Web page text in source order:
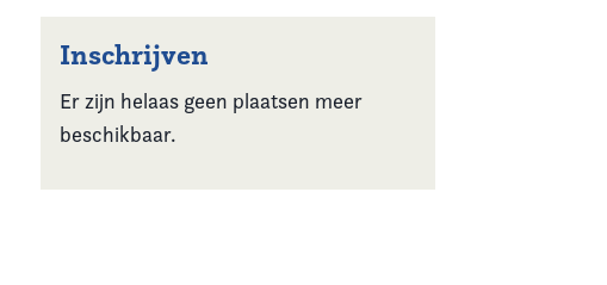
Inschrijven
Er zijn helaas geen plaatsen meer
beschikbaar.